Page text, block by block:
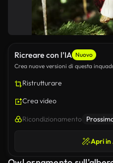
Ricreare con l’IA Nuovo
Crea nuove versioni di questa
Ristrutturare
Crea video
Ricondizionamento
Apri in